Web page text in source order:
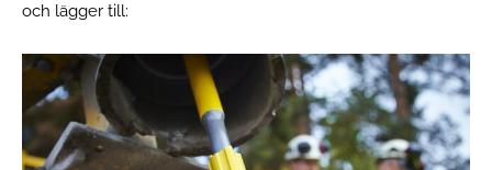
och lägger till: